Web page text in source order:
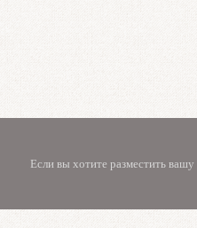
Если вы хотите разместить